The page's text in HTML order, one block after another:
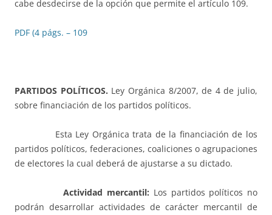
cabe desdecirse de la opción que permite el artículo 109.
PDF (4 págs. – 109
PARTIDOS POLÍTICOS. Ley Orgánica 8/2007, de 4 de julio,
sobre financiación de los partidos políticos.
Esta Ley Orgánica trata de la financiación de los
partidos políticos, federaciones, coaliciones o agrupaciones
de electores la cual deberá de ajustarse a su dictado.
Actividad mercantil: Los partidos políticos no
podrán desarrollar actividades de carácter mercantil de